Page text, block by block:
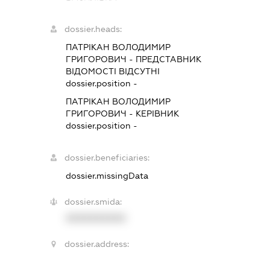
dossier.heads:
ПАТРІКАН ВОЛОДИМИР
ГРИГОРОВИЧ - ПРЕДСТАВНИК
ВІДОМОСТІ ВІДСУТНІ
dossier.position -
ПАТРІКАН ВОЛОДИМИР
ГРИГОРОВИЧ - КЕРІВНИК
dossier.position -
dossier.beneficiaries:
dossier.missingData
dossier.smida:
dossier.address: